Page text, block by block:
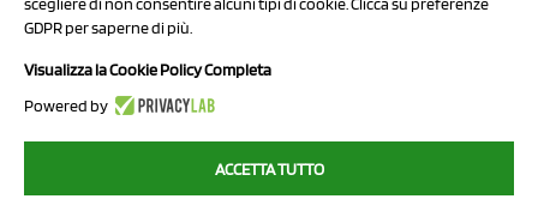
2023 NCX Drahorad srl - All rights reserved
myfruit.it è parte del network diNCX DRAHORAD
GDPR per saperne di più.
Visualizza la Cookie Policy Completa
Powered by
ACCETTA TUTTO